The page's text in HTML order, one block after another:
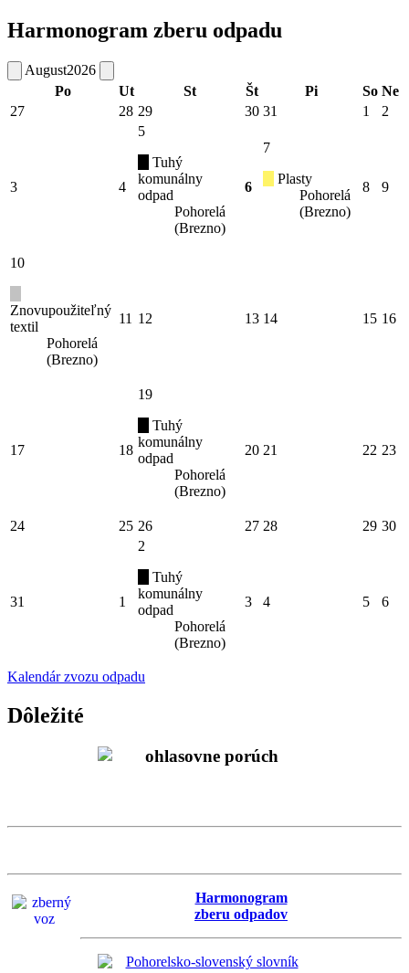
Harmonogram zberu odpadu
August2026
Po
Ut St Št Pi So Ne
27
28 29 30 31 1 2
3 4
5
Tuhý
komunálny
odpad
Pohorelá
(Brezno)
6
7
Plasty
Pohorelá
(Brezno)
8 9
10
Znovupoužiteľný
textil
Pohorelá
(Brezno)
11 12 13 14 15 16
17 18
19
Tuhý
komunálny
odpad
Pohorelá
(Brezno)
20 21 22 23
24 25 26 27 28 29 30
31 1
2
Tuhý
komunálny
odpad
Pohorelá
(Brezno)
3 4 5 6
Kalendár zvozu odpadu
Dôležité
Harmonogram
zberu odpadov